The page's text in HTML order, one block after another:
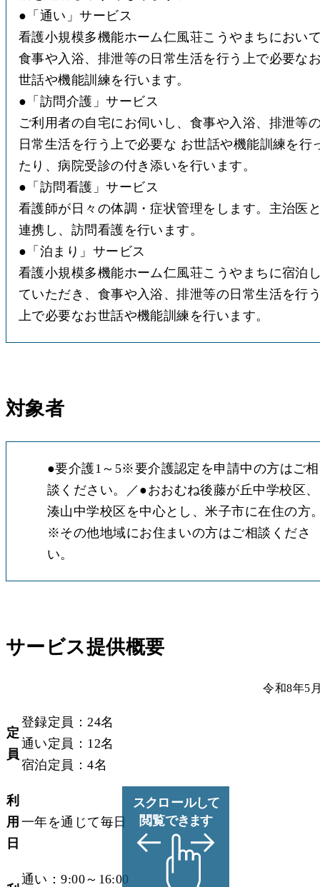
● 「通い」サービス
看護小規模多機能ホーム仁風荘こうやまちにおい
食事や入浴、排泄等の日常生活を行う上で必要な
● 「訪問介護」サービス
ご利用者の自宅にお伺いし、食事や入浴、排泄等
日常生活を行う上で必要な お世話や機能訓練を行
● 「訪問看護」サービス
看護師が日々の体調・症状管理をします。主治医
● 「泊まり」サービス
看護小規模多機能ホーム仁風荘こうやまちに宿泊
ていただき、食事や入浴、排泄等の日常生活を行
上で必要なお世話や機能訓練を行います。
対象者
●要介護1～5※要介護認定を申請中の方はご相
談ください。
●おおむね後藤が丘中学校区、
湊山中学校区を中心とし、米子市に在住の方
※その他地域にお住まいの方はご相談くださ
い。
サービス提供概要
令和8年5
定
員
登録定員：24名
通い定員：12名
宿泊定員：4名
利
用
日
一年を通じて毎日
通い：9:00～16:00